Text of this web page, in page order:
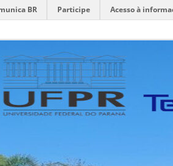
BR Participe Acesso à